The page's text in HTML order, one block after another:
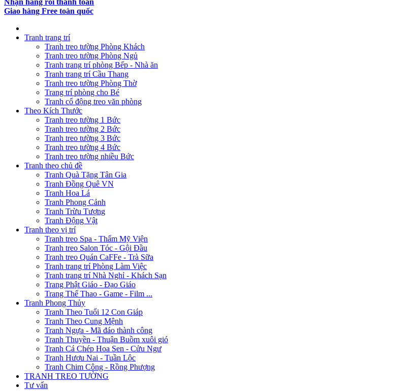
Nhận hàng rồi thanh toán
Giao hàng Free toàn quốc
Tranh trang trí
Tranh treo tường Phòng Khách
Tranh treo tường Phòng Ngủ
Tranh trang trí phòng Bếp - Nhà ăn
Tranh trang trí Cầu Thang
Tranh treo tường Phòng Thờ
Trang trí phòng cho Bé
Tranh cổ động treo văn phòng
Theo Kích Thước
Tranh treo tường 1 Bức
Tranh treo tường 2 Bức
Tranh treo tường 3 Bức
Tranh treo tường 4 Bức
Tranh treo tường nhiều Bức
Tranh theo chủ đề
Tranh Quà Tặng Tân Gia
Tranh Đồng Quê VN
Tranh Hoa Lá
Tranh Phong Cảnh
Tranh Trừu Tượng
Tranh Động Vật
Tranh theo vị trí
Tranh treo Spa - Thẩm Mỹ Viện
Tranh treo Salon Tóc - Gội Đầu
Tranh treo Quán CaFFe - Trà Sữa
Tranh trang trí Phòng Làm Việc
Tranh trang trí Nhà Nghỉ - Khách Sạn
Trang Phật Giáo - Đạo Giáo
Trang Thể Thao - Game - Film ...
Tranh Phong Thủy
Tranh Theo Tuổi 12 Con Giáp
Tranh Theo Cung Mệnh
Tranh Ngựa - Mã đáo thành công
Tranh Thuyền - Thuận Buồm xuôi gió
Tranh Cá Chép Hoa Sen - Cửu Ngư
Tranh Hươu Nai - Tuần Lộc
Tranh Chim Công - Rồng Phượng
TRANH TREO TƯỜNG
Tư vấn